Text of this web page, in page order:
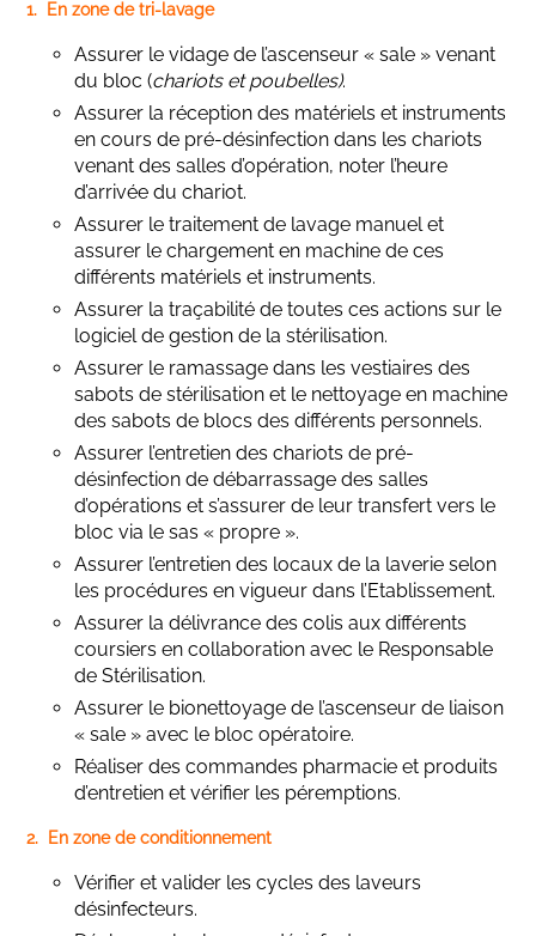
1. En zone de tri-lavage
Assurer le vidage de l’ascenseur « sale » venant
du bloc (chariots et poubelles).
Assurer la réception des matériels et instruments
en cours de pré-désinfection dans les chariots
venant des salles d’opération, noter l’heure
d’arrivée du chariot.
Assurer le traitement de lavage manuel et
assurer le chargement en machine de ces
différents matériels et instruments.
Assurer la traçabilité de toutes ces actions sur le
logiciel de gestion de la stérilisation.
Assurer le ramassage dans les vestiaires des
sabots de stérilisation et le nettoyage en machine
des sabots de blocs des différents personnels.
Assurer l’entretien des chariots de pré-
désinfection de débarrassage des salles
d’opérations et s’assurer de leur transfert vers le
bloc via le sas « propre ».
Assurer l’entretien des locaux de la laverie selon
les procédures en vigueur dans l’Etablissement.
Assurer la délivrance des colis aux différents
coursiers en collaboration avec le Responsable
de Stérilisation.
Assurer le bionettoyage de l’ascenseur de liaison
« sale » avec le bloc opératoire.
Réaliser des commandes pharmacie et produits
d’entretien et vérifier les péremptions.
2. En zone de conditionnement
Vérifier et valider les cycles des laveurs
désinfecteurs.